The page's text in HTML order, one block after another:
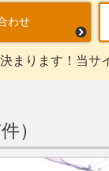
わせ
まります！当サ
）